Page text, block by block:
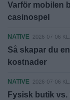
Varför mobilen
casinospel
NATIVE 2026-07-06
Så skapar du
kostnader
NATIVE 2026-07-06
Fysisk butik